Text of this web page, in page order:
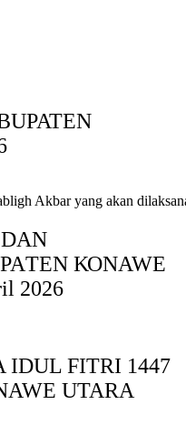
Akbar yang akan
ΚΟNAWE
2026
IDUL FITRI 1447
UTARA